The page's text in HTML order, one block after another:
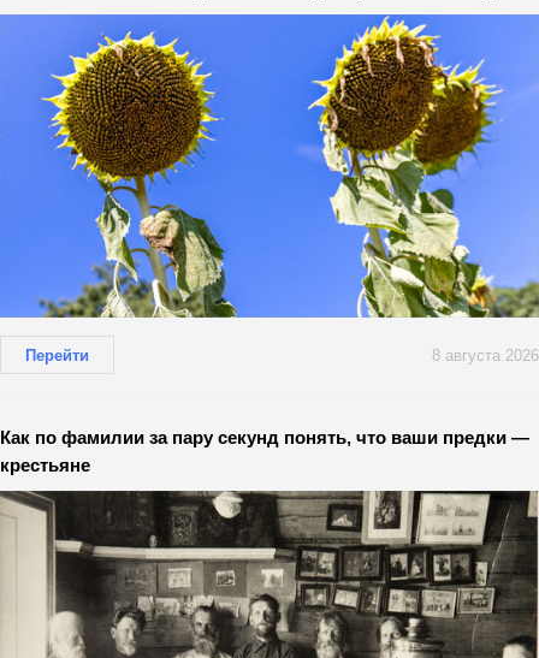
Перейти 8 августа 2026
Как по фамилии за пару секунд понять, что ваши предки —
крестьяне